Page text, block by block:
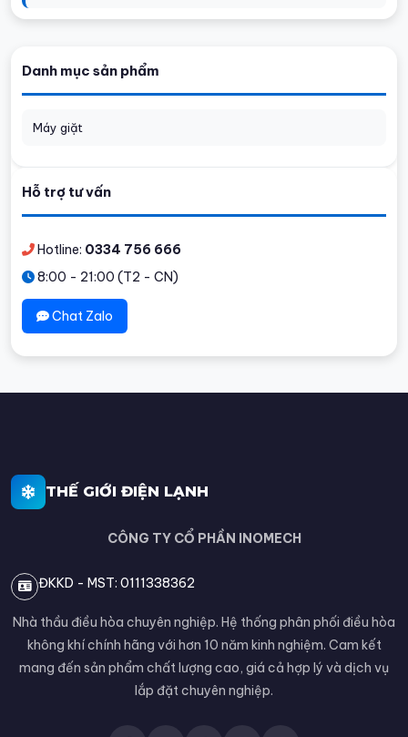
Danh mục sản phẩm
Máy giặt
Hỗ trợ tư vấn
Hotline: 0334 756 666
8:00 - 21:00 (T2 - CN)
Chat Zalo
THẾ GIỚI ĐIỆN LẠNH
CÔNG TY CỔ PHẦN INOMECH
ĐKKD - MST: 0111338362
Nhà thầu điều hòa chuyên nghiệp. Hệ thống phân phối điều hòa
không khí chính hãng với hơn 10 năm kinh nghiệm. Cam kết
mang đến sản phẩm chất lượng cao, giá cả hợp lý và dịch vụ
lắp đặt chuyên nghiệp.